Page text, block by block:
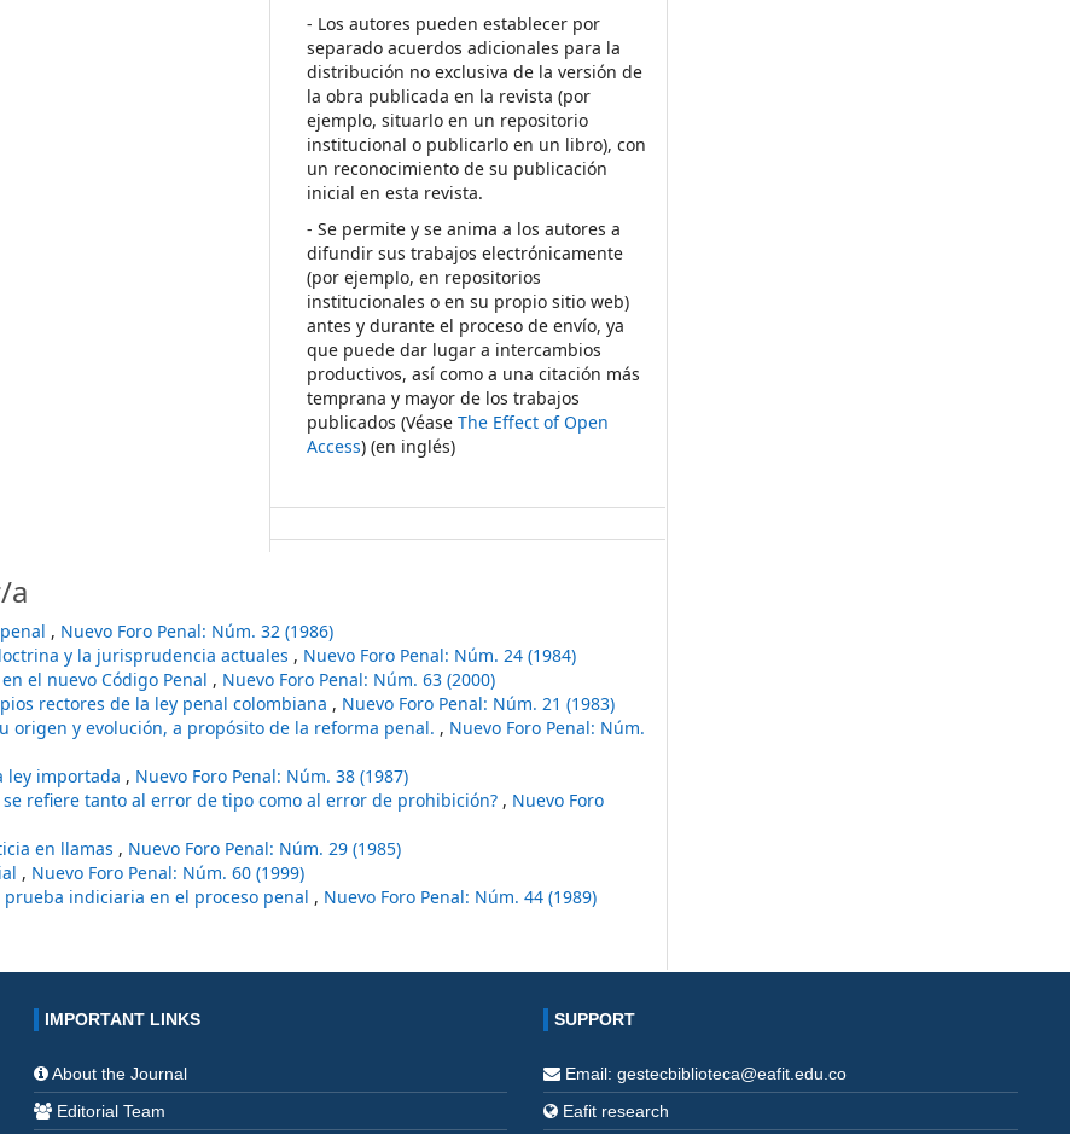
- Los autores pueden establecer por
separado acuerdos adicionales para la
distribución no exclusiva de la versión de
la obra publicada en la revista (por
ejemplo, situarlo en un repositorio
institucional o publicarlo en un libro), con
un reconocimiento de su publicación
inicial en esta revista.
- Se permite y se anima a los autores a
difundir sus trabajos electrónicamente
(por ejemplo, en repositorios
institucionales o en su propio sitio web)
antes y durante el proceso de envío, ya
que puede dar lugar a intercambios
productivos, así como a una citación más
temprana y mayor de los trabajos
publicados (VéaseThe Effect of Open
Access) (en inglés)
a
, Nuevo Foro Penal: Núm. 32 (1986)
y la jurisprudencia actuales , Nuevo Foro Penal: Núm. 24 (1984)
el nuevo Código Penal , Nuevo Foro Penal: Núm. 63 (2000)
rectores de la ley penal colombiana , Nuevo Foro Penal: Núm. 21 (1983)
origen y evolución, a propósito de la reforma penal. , Nuevo Foro Penal: Núm.
ley importada , Nuevo Foro Penal: Núm. 38 (1987)
se refiere tanto al error de tipo como al error de prohibición? , Nuevo Foro
en llamas , Nuevo Foro Penal: Núm. 29 (1985)
, Nuevo Foro Penal: Núm. 60 (1999)
indiciaria en el proceso penal , Nuevo Foro Penal: Núm. 44 (1989)
IMPORTANT LINKS
About the Journal
Editorial Team
SUPPORT
Email: gestecbiblioteca@eafit.edu.co
Eafit research